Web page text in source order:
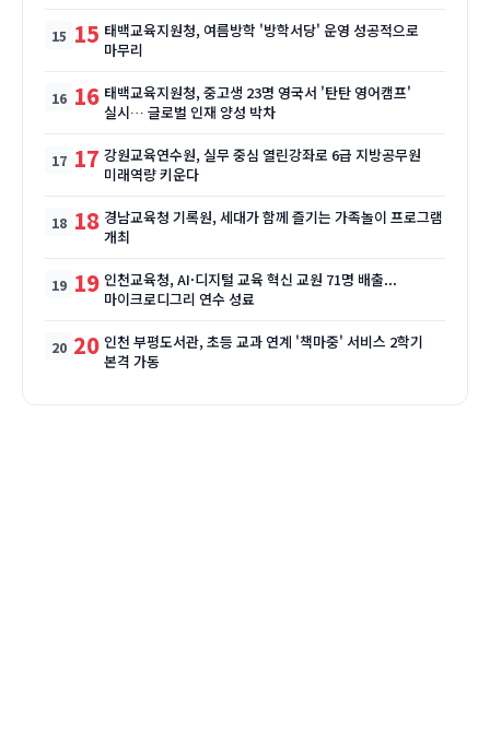
15 태백교육지원청, 여름방학 '방학서당' 운영 성공적으로
마무리
16 태백교육지원청, 중고생 23명 영국서 '탄탄 영어캠프'
실시… 글로벌 인재 양성 박차
17 강원교육연수원, 실무 중심 열린강좌로 6급 지방공무원
미래역량 키운다
18 경남교육청 기록원, 세대가 함께 즐기는 가족놀이 프로그램
개최
19 인천교육청, AI·디지털 교육 혁신 교원 71명 배출...
마이크로디그리 연수 성료
20 인천 부평도서관, 초등 교과 연계 '책마중' 서비스 2학기
본격 가동